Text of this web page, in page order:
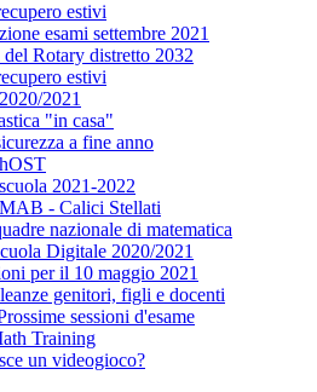
estivi
esami settembre 2021
Rotary distretto 2032
estivi
2021
"in casa"
a fine anno
2021-2022
- Calici Stellati
nazionale di matematica
Digitale 2020/2021
per il 10 maggio 2021
genitori, figli e docenti
sessioni d'esame
Training
un videogioco?